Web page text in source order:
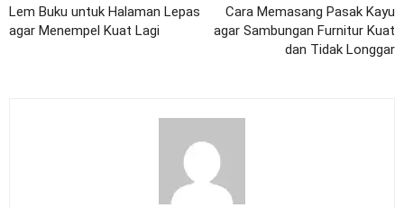
Lem Buku untuk Halaman Lepas
agar Menempel Kuat Lagi
Cara Memasang Pasak Kayu
agar Sambungan Furnitur Kuat
dan Tidak Longgar